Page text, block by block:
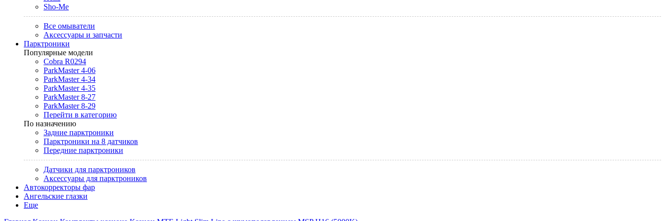
Sho-Me
Все омыватели
Аксессуары и запчасти
Парктроники
Популярные модели
Cobra R0294
ParkMaster 4-06
ParkMaster 4-34
ParkMaster 4-35
ParkMaster 8-27
ParkMaster 8-29
Перейти в категорию
По назначению
Задние парктроники
Парктроники на 8 датчиков
Передние парктроники
Датчики для парктроников
Аксессуары для парктроников
Автокорректоры фар
Ангельские глазки
Еще